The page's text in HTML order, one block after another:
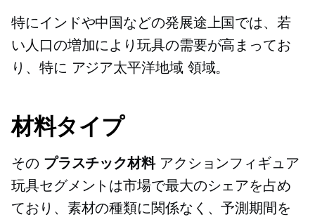
特にインドや中国などの発展途上国では、若
い人口の増加により玩具の需要が高まってお
り、特に アジア太平洋地域領域。
材料タイプ
その プラスチック材料アクションフィギュア
玩具セグメントは市場で最大のシェアを占め
ており、素材の種類に関係なく、予測期間を